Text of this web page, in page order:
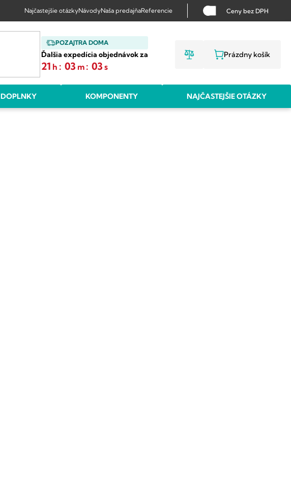
Najčastejšie otázkyNávodyNaša predajňaReferencie Ceny bez DPH
POZAJTRA DOMA
Ďalšia expedícia objednávok za
21 h : 03 m : 02 s
NÁKUPNÝ
Prázdny košík
DOPLNKY KOMPONENTY NAJČASTEJŠIE OTÁZKY